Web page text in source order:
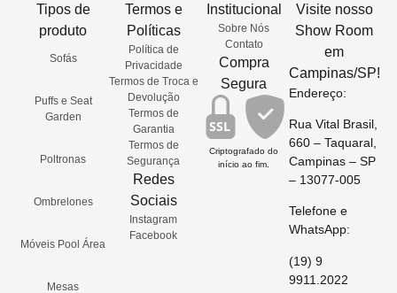
Tipos de
produto
Sofás
Puffs e Seat
Garden
Poltronas
Ombrelones
Móveis Pool Área
Mesas
Termos e
Políticas
Política de
Privacidade
Termos de Troca e
Devolução
Termos de
Garantia
Termos de
Segurança
Redes
Sociais
Instagram
Facebook
Institucional
Sobre Nós
Contato
Compra
Segura
SSL
Criptografado do
início ao fim.
Visite nosso
Show Room
em
Campinas/SP!
Endereço:
Rua Vital Brasil,
660 – Taquaral,
Campinas – SP
– 13077-005
Telefone e
WhatsApp:
(19) 9
9911.2022